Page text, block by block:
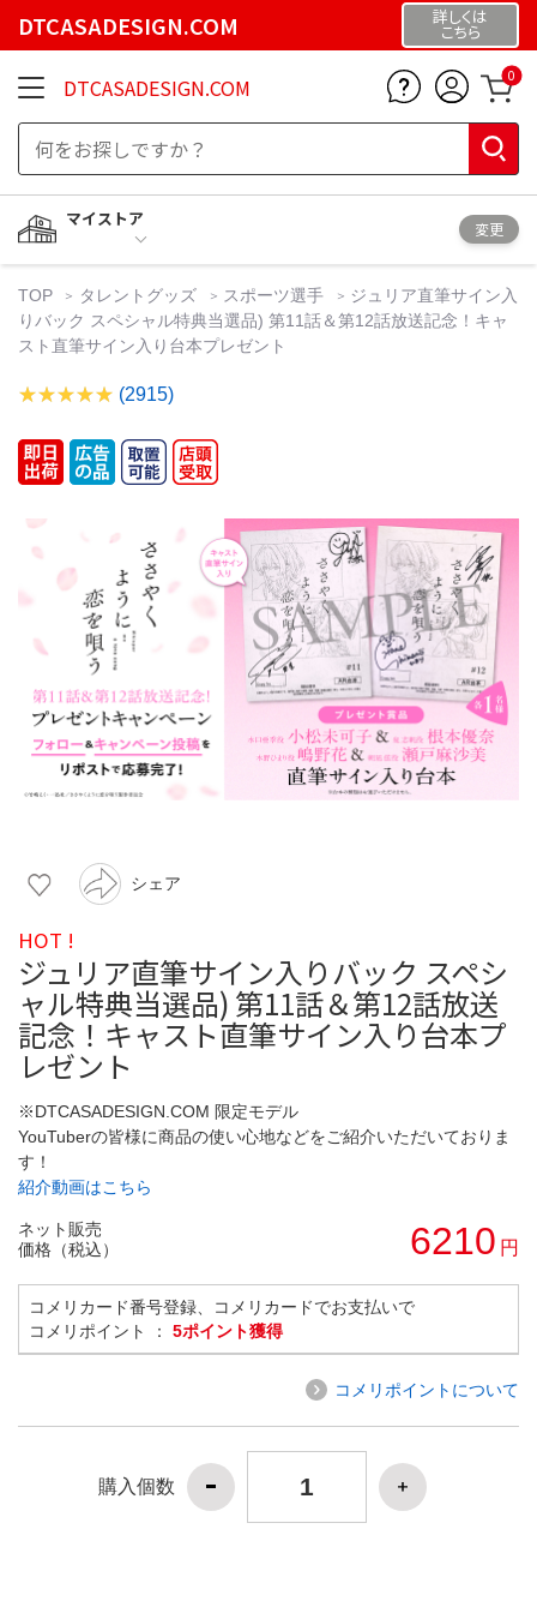
DTCASADESIGN.COM 詳しくは
こちら
DTCASADESIGN.COM 0
マイストア
変更
TOP タレントグッズ スポーツ選手
ジュリア直筆サイン入
りバック スペシャル特典当選品) 第11話＆第12話放送記念！キャ
スト直筆サイン入り台本プレゼント
(2915)
シェア
HOT !
ジュリア直筆サイン入りバック スペシ
ャル特典当選品) 第11話＆第12話放送
記念！キャスト直筆サイン入り台本プ
レゼント
※DTCASADESIGN.COM 限定モデル
YouTuberの皆様に商品の使い心地などをご紹介いただいておりま
す！
紹介動画はこちら
ネット販売
価格（税込）
6210 円
コメリカード番号登録、コメリカードでお支払いで
コメリポイント ： 5ポイント獲得
コメリポイントについて
購入個数